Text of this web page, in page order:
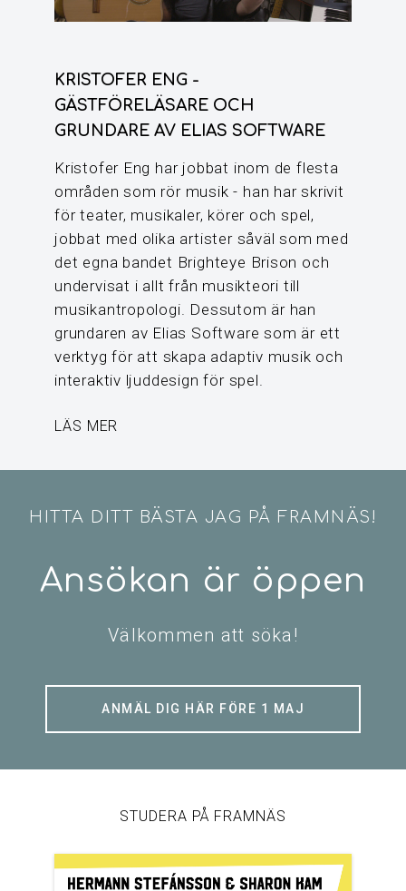
KRISTOFER ENG -
GÄSTFÖRELÄSARE OCH
GRUNDARE AV ELIAS SOFTWARE
Kristofer Eng har jobbat inom de flesta
områden som rör musik - han har skrivit
för teater, musikaler, körer och spel,
jobbat med olika artister såväl som med
det egna bandet Brighteye Brison och
undervisat i allt från musikteori till
musikantropologi. Dessutom är han
grundaren av Elias Software som är ett
verktyg för att skapa adaptiv musik och
interaktiv ljuddesign för spel.
LÄS MER
HITTA DITT BÄSTA JAG PÅ FRAMNÄS!
Ansökan är öppen
Välkommen att söka!
ANMÄL DIG HÄR FÖRE 1 MAJ
STUDERA PÅ FRAMNÄS